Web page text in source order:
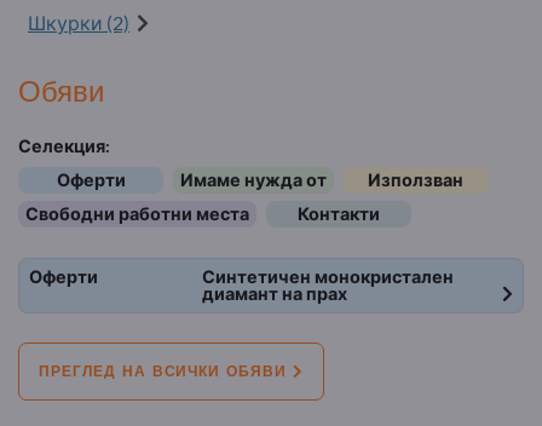
Шкурки (2)
Обяви
Селекция:
Оферти
Имаме нужда от
Използван
Свободни работни места
Контакти
Оферти
Синтетичен монокристален
диамант на прах
ПРЕГЛЕД НА ВСИЧКИ ОБЯВИ